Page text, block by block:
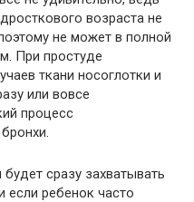
возраста не
не может в полной
При простуде
ткани носоглотки и
или вовсе
процесс
сразу захватывать
если ребенок часто